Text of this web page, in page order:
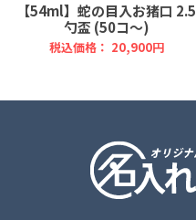
【54ml】蛇の目入お猪口 2.5
勺盃 (50コ～)
税込価格： 20,900円